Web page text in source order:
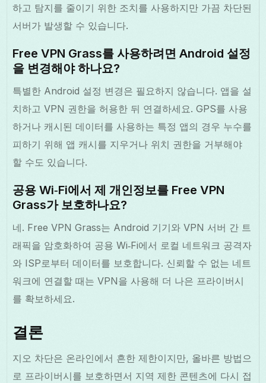
하고 탐지를 줄이기 위한 조치를 사용하지만 가끔 차단된
서버가 발생할 수 있습니다.
Free VPN Grass를 사용하려면 Android 설정
을 변경해야 하나요?
특별한 Android 설정 변경은 필요하지 않습니다. 앱을 설
치하고 VPN 권한을 허용한 뒤 연결하세요. GPS를 사용
하거나 캐시된 데이터를 사용하는 특정 앱의 경우 누수를
피하기 위해 앱 캐시를 지우거나 위치 권한을 거부해야
할 수도 있습니다.
공용 Wi‑Fi에서 제 개인정보를 Free VPN
Grass가 보호하나요?
네. Free VPN Grass는 Android 기기와 VPN 서버 간 트
래픽을 암호화하여 공용 Wi‑Fi에서 로컬 네트워크 공격자
와 ISP로부터 데이터를 보호합니다. 신뢰할 수 없는 네트
워크에 연결할 때는 VPN을 사용해 더 나은 프라이버시
를 확보하세요.
결론
지오 차단은 온라인에서 흔한 제한이지만, 올바른 방법으
로 프라이버시를 보호하면서 지역 제한 콘텐츠에 다시 접